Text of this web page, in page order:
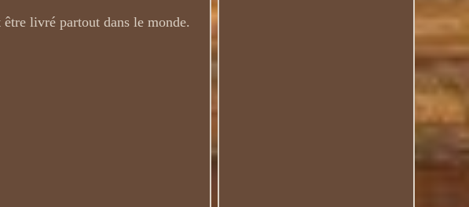
livré partout dans le monde.